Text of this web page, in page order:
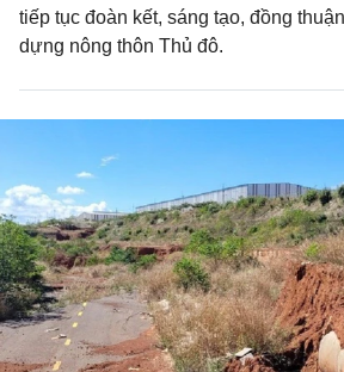
tiếp tục đoàn kết, sáng tạo, đồng
dựng nông thôn Thủ đô.